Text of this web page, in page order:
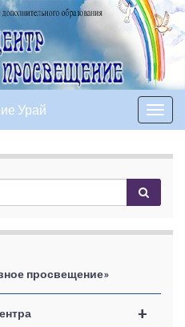
Вкл/
выкл
Урай
просвещение»
+